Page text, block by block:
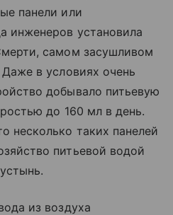
панели или
инженеров установила
самом засушливом
в условиях очень
добывало питьевую
до 160 мл в день.
несколько таких панелей
питьевой водой
из воздуха